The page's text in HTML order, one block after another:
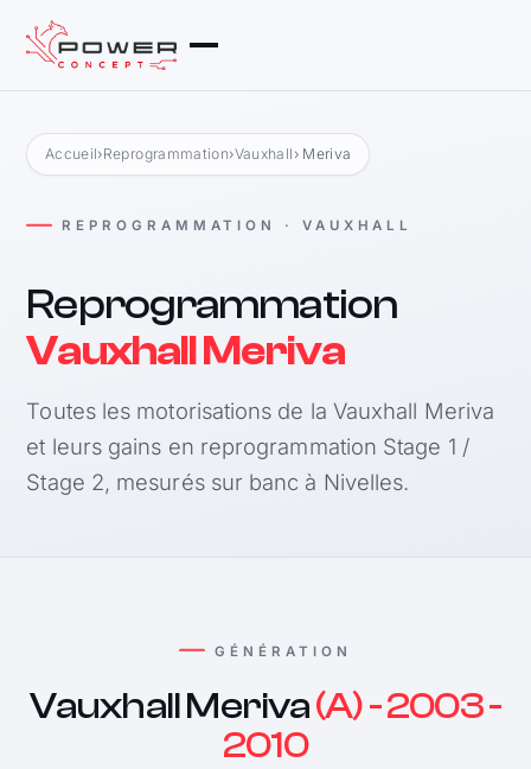
Accueil›Reprogrammation›Vauxhall › Meriva
REPROGRAMMATION · VAUXHALL
Reprogrammation
Vauxhall Meriva
Toutes les motorisations de la Vauxhall Meriva
et leurs gains en reprogrammation Stage 1 /
Stage 2, mesurés sur banc à Nivelles.
GÉNÉRATION
Vauxhall Meriva(A) - 2003 -
2010